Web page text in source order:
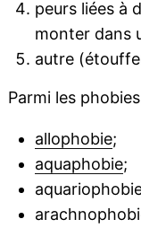
peurs liées à
monter dans
autre
Parmi les
allophobie;
aquaphobie;